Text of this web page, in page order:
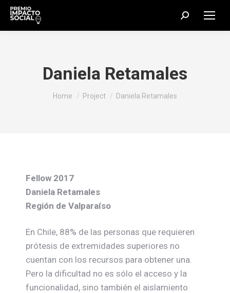
Search:
Daniela Retamales
You are here:
Home Project Daniela Retamales
Fellow 2017
Daniela Retamales
Región de Valparaíso
En Chile, 88% de las personas que requieren
prótesis de extremidades superiores no
cuentan con los recursos para obtener una.
Pero la dificultad no es sólo el acceso y la
funcionalidad, sino también el aislamiento